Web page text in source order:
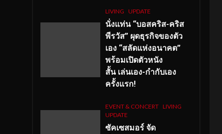
LIVING UPDATE
นั่งแท่น “บอสคริส-คริส
พีรวัส” ผุดธุรกิจของตัว
เอง “สลัดแห่งอนาคต”
พร้อมเปิดตัวหนัง
สั้น เล่นเอง-กำกับเอง
ครั้งแรก!
EVENT & CONCERT LIVING
UPDATE
ซัคเซสมอร์ จัด